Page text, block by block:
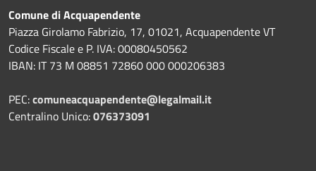
Comune di Acquapendente
Piazza Girolamo Fabrizio, 17, 01021, Acquapendente VT
Codice Fiscale e P. IVA: 00080450562
IBAN: IT 73 M 08851 72860 000 000206383
PEC:comuneacquapendente@legalmail.it
Centralino Unico:076373091